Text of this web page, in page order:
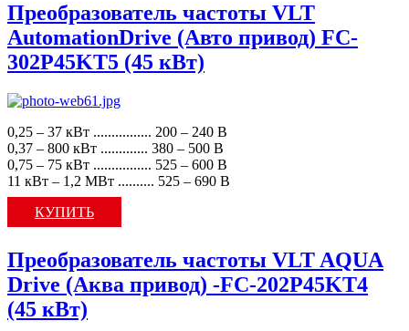
Преобразователь частоты VLT
AutomationDrive (Авто привод) FC-
302P45KT5 (45 кВт)
0,25 – 37 кВт ................ 200 – 240 В
0,37 – 800 кВт ............. 380 – 500 В
0,75 – 75 кВт ................ 525 – 600 В
11 кВт – 1,2 МВт .......... 525 – 690 В
КУПИТЬ
Преобразователь частоты VLT AQUA
Drive (Аква привод) -FC-202P45KT4
(45 кВт)